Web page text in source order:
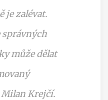
je zalévat.
správných
může dělat
Krejčí.